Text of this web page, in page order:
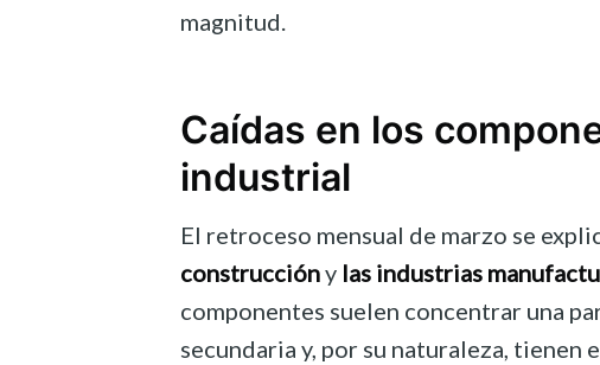
magnitud.
Caídas en los
industrial
El retroceso mensual de marzo se
construccióny las industrias
componentes suelen concentrar una
secundaria y, por su naturaleza,